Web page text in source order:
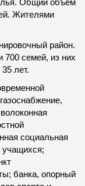
Общий объем
Жителями
район.
700 семей, из них
лет.
социальная
учащихся;
банка, опорный